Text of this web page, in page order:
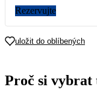
Rezervujte
uložit do oblíbených
Proč si vybrat